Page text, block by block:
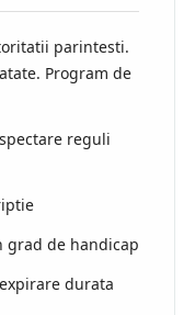
parintesti.
Program de
reguli
grad de handicap
durata